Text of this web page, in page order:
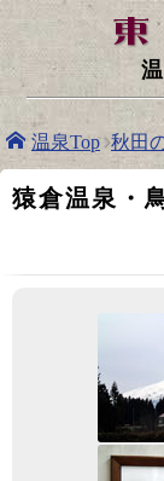
温泉Top 秋田
猿倉温泉・